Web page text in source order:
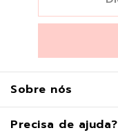
Sobre nós
Precisa de ajuda?